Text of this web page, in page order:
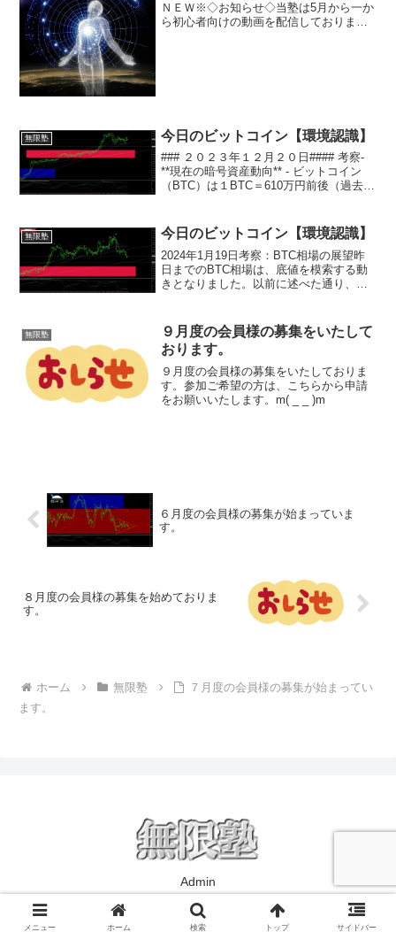
ＮＥＷ※◇お知らせ◇当塾は5月から一か
ら初心者向けの動画を配信しておりま
無限塾 今日のビットコイン【環境認識】
### ２０２３年１２月２０日#### 考察-
**現在の暗号資産動向** - ビットコイン
（BTC）は１BTC＝610万円前後（過去２
0.3％安）、XRP（X...
無限塾 今日のビットコイン【環境認識】
2024年1月19日考察：BTC相場の展望昨
日までのBTC相場は、底値を模索する動
きとなりました。以前に述べた通り、
ながらサポートラインを維持できず、
ETFローンチ後...
無限塾
９月度の会員様の募集をいたして
おります。
９月度の会員様の募集をいたしておりま
す。参加ご希望の方は、こちらから申請
をお願いいたします。m( _ _ )m
６月度の会員様の募集が始まっていま
す。
８月度の会員様の募集を始めておりま
す。
ホーム 無限塾
７月度の会員様の募集が始まってい
ます。
Admin
© 2018 無限塾.
メニュー ホーム 検索 トップ サイドバー